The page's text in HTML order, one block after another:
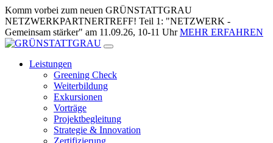
Zum
Inhalt
springen
Komm vorbei zum neuen GRÜNSTATTGRAU
NETZWERKPARTNERTREFF! Teil 1: "NETZWERK -
Gemeinsam stärker" am 11.09.26, 10-11 UhrMEHR ERFAHREN
Leistungen
Greening Check
Weiterbildung
Exkursionen
Vorträge
Projektbegleitung
Strategie & Innovation
Zertifizierung